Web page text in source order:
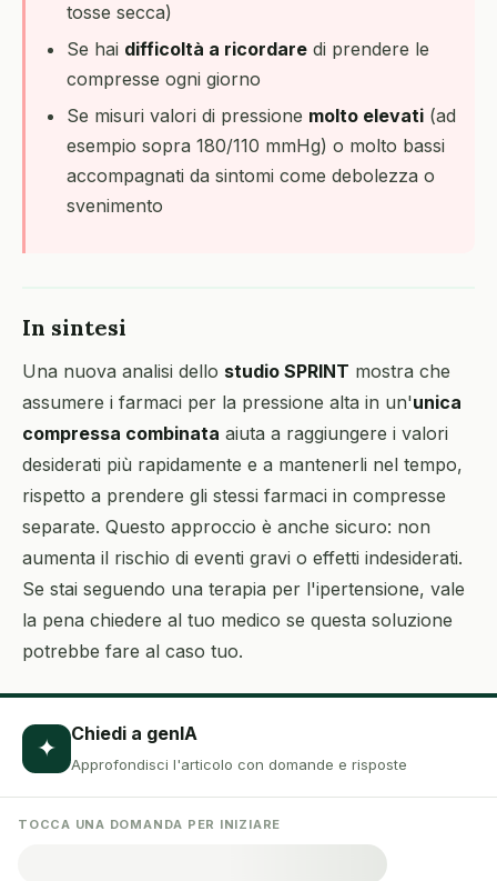
tosse secca)
Se hai difficoltà a ricordare di prendere le
compresse ogni giorno
Se misuri valori di pressione molto elevati (ad
esempio sopra 180/110 mmHg) o molto bassi
accompagnati da sintomi come debolezza o
svenimento
In sintesi
Una nuova analisi dello studio SPRINT mostra che
assumere i farmaci per la pressione alta in un'unica
compressa combinata aiuta a raggiungere i valori
desiderati più rapidamente e a mantenerli nel tempo,
rispetto a prendere gli stessi farmaci in compresse
separate. Questo approccio è anche sicuro: non
aumenta il rischio di eventi gravi o effetti indesiderati.
Se stai seguendo una terapia per l'ipertensione, vale
la pena chiedere al tuo medico se questa soluzione
potrebbe fare al caso tuo.
✦ Chiedi a genIA
Approfondisci l'articolo con domande e risposte
TOCCA UNA DOMANDA PER INIZIARE